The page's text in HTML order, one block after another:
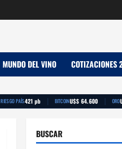
MUNDO DEL VINO COTIZACIONES
RIESGO PAÍS421 pb | BITCOINU$S 64.600 | ORO
BUSCAR